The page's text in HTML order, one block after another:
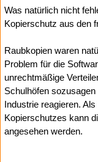
Was natürlich nicht
Kopierschutz aus den
Raubkopien waren
Problem für die
unrechtmäßige
Schulhöfen
Industrie reagieren.
Kopierschutzes kann
angesehen werden.